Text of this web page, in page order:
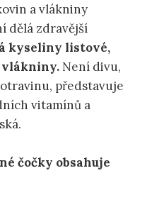
a vlákniny
dělá zdravější
kyseliny listové,
vlákniny. Není divu,
představuje
vitamínů a
čočky obsahuje